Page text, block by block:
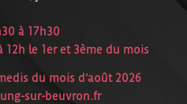
à 17h30
12h le 1er et 3ème du mois
du mois d’août 2026
sur-beuvron.fr